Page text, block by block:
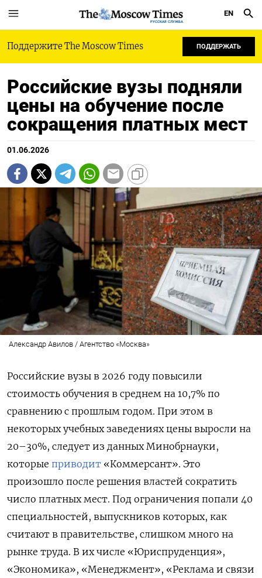
РУССКАЯ СЛУЖБА
EN
Поддержите The Moscow Times ПОДДЕРЖАТЬ
Российские вузы подняли
цены на обучение после
сокращения платных мест
01.06.2026
Александр Авилов / Агентство «Москва»
Российские вузы в 2026 году повысили
стоимость обучения в среднем на 10,7% по
сравнению с прошлым годом. При этом в
некоторых учебных заведениях цены выросли на
20–30%, следует из данных Минобрнауки,
которые приводит «Коммерсант». Это
произошло после решения властей сократить
число платных мест. Под ограничения попали 40
специальностей, выпускников которых, как
считают в правительстве, слишком много на
рынке труда. В их числе «Юриспруденция»,
«Экономика», «Менеджмент», «Реклама и связи